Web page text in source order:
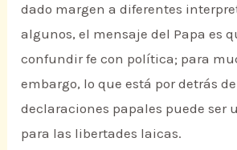
dado margen a diferentes
algunos, el mensaje del Papa es
confundir fe con política; para
embargo, lo que está por detrás
declaraciones papales puede ser
para las libertades laicas.